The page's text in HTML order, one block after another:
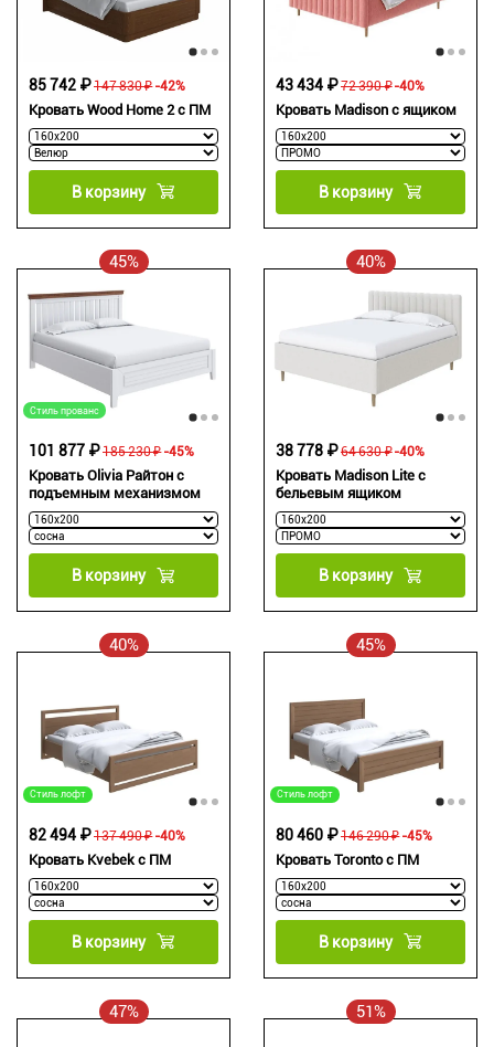
Кровать Wood Home 2 с ПМ
147 830 ₽
85 742 ₽ -42%
В корзину
Кровать Madison с ящиком
72 390 ₽
43 434 ₽ -40%
В корзину
45%
Стиль прованс
Кровать Olivia Райтон с
подъемным механизмом
185 230 ₽
101 877 ₽ -45%
В корзину
40%
Кровать Madison Lite с
бельевым ящиком
64 630 ₽
38 778 ₽ -40%
В корзину
40%
Стиль лофт
Кровать Kvebek с ПМ
137 490 ₽
82 494 ₽ -40%
В корзину
45%
Стиль лофт
Кровать Toronto с ПМ
146 290 ₽
80 460 ₽ -45%
В корзину
47% 51%